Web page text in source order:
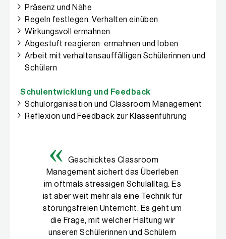
Präsenz und Nähe
Regeln festlegen, Verhalten einüben
Wirkungsvoll ermahnen
Abgestuft reagieren: ermahnen und loben
Arbeit mit verhaltensauffälligen Schülerinnen und
Schülern
Schulentwicklung und Feedback
Schulorganisation und Classroom Management
Reflexion und Feedback zur Klassenführung
Geschicktes Classroom
Management sichert das Überleben
im oftmals stressigen Schulalltag. Es
ist aber weit mehr als eine Technik für
störungsfreien Unterricht. Es geht um
die Frage, mit welcher Haltung wir
unseren Schülerinnen und Schülern